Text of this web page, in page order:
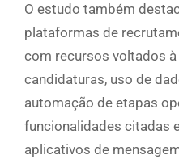
O estudo também
plataformas de
com recursos voltados
candidaturas, uso de
automação de etapas
funcionalidades citadas
aplicativos de